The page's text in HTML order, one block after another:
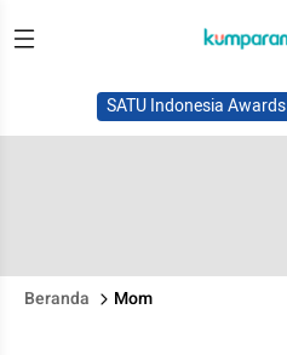
SATU Indonesia Awards
Beranda Mom